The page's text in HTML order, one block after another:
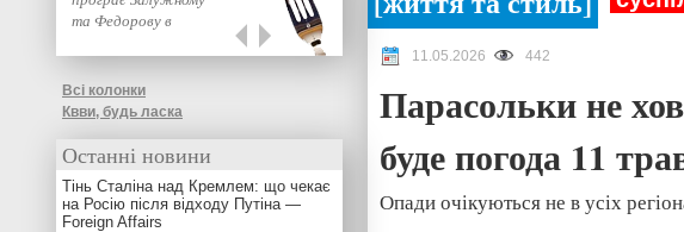
11.05.2026 442
Парасольки не
буде погода 11
Опади очікуються не в усіх
та Федорову в
Всі колонки
Квви, будь ласка
Останні новини
Тінь Сталіна над Кремлем: що чекає
на Росію після відходу Путіна —
Foreign Affairs